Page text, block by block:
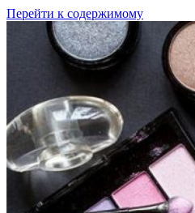
Перейти к содержимому